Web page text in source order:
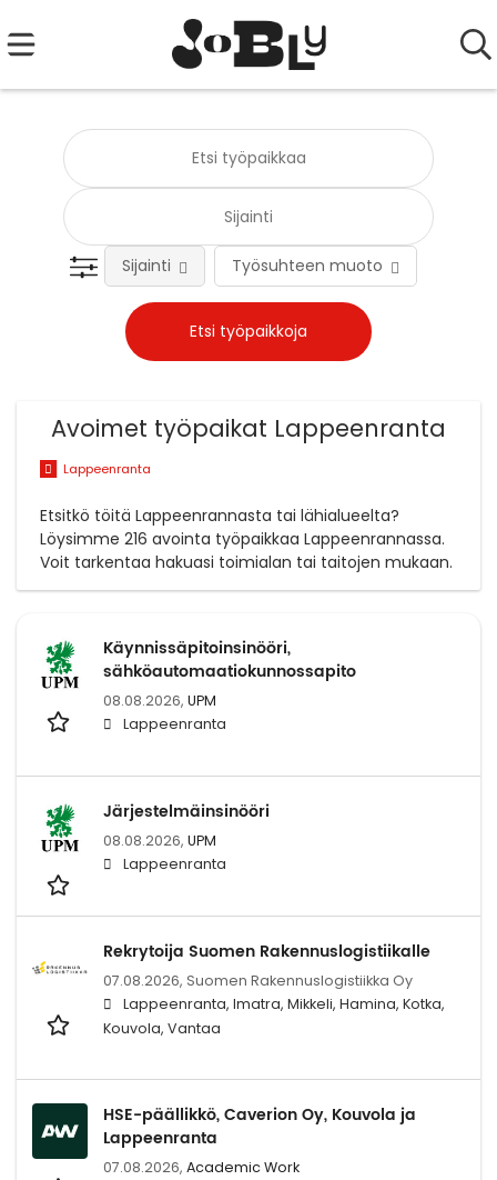
Työsuhteen muoto
Sijainti
Avoimet työpaikat Lappeenranta
Lappeenranta
Etsitkö töitä Lappeenrannasta tai lähialueelta?
Löysimme 216 avointa työpaikkaa Lappeenrannassa.
Voit tarkentaa hakuasi toimialan tai taitojen mukaan.
Käynnissäpitoinsinööri,
sähköautomaatiokunnossapito
08.08.2026, UPM
Lappeenranta
Järjestelmäinsinööri
08.08.2026, UPM
Lappeenranta
Rekrytoija Suomen Rakennuslogistiikalle
07.08.2026, Suomen Rakennuslogistiikka Oy
Lappeenranta, Imatra, Mikkeli, Hamina, Kotka,
Kouvola, Vantaa
HSE-päällikkö, Caverion Oy, Kouvola ja
Lappeenranta
07.08.2026, Academic Work